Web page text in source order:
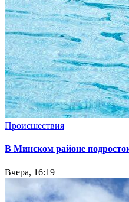
Происшествия
В Минском районе
Вчера, 16:19